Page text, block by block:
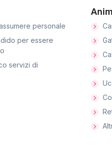
personale
per essere
servizi di